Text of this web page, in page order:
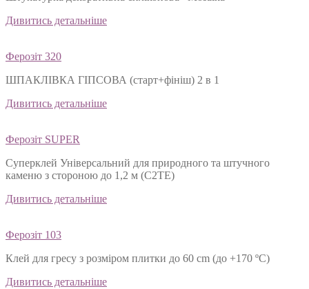
Дивитись детальніше
Ферозіт 320
ШПАКЛІВКА ГІПСОВА (старт+фініш) 2 в 1
Дивитись детальніше
Ферозіт SUPER
Суперклей Універсальний для природного та штучного
каменю з стороною до 1,2 м (C2TЕ)
Дивитись детальніше
Ферозіт 103
Клей для гресу з розміром плитки до 60 cm (до +170 ºС)
Дивитись детальніше